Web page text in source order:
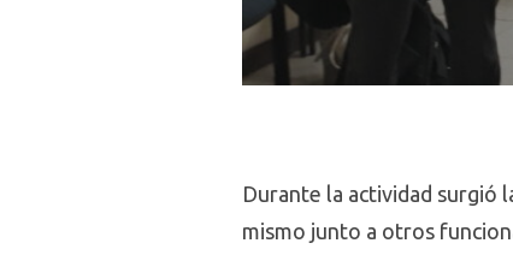
Durante la actividad surgió
mismo junto a otros